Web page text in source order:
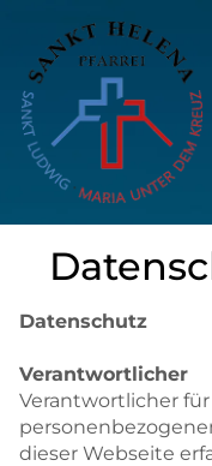
Datenschutz
Verantwortlicher
Verantwortlicher
dieser Webseite